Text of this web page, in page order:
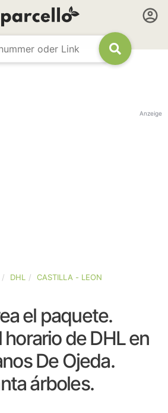
Anzeige
DHL CASTILLA - LEON
el paquete.
de DHL en
De Ojeda.
árboles.